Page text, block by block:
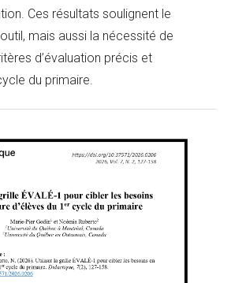
Ces résultats soulignent le
mais aussi la nécessité de
d’évaluation précis et
du primaire.